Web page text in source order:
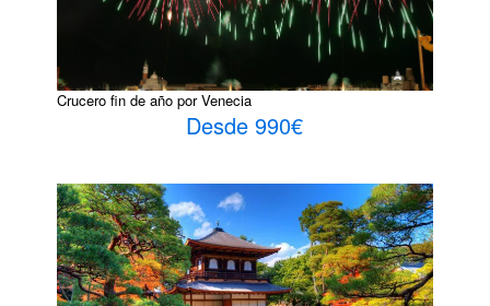
Crucero fin de año por Venecia
Desde 990€